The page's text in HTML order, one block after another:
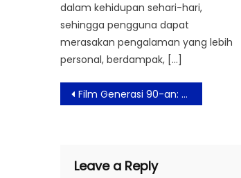
dalam kehidupan sehari-hari,
sehingga pengguna dapat
merasakan pengalaman yang lebih
personal, berdampak, […]
Post
navigation
Film Generasi 90-an: Melankolia Tayang Perdana di Jakarta dan Bali
Leave a Reply